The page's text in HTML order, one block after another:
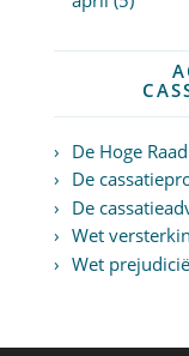
De Hoge
De
De
Wet
Wet